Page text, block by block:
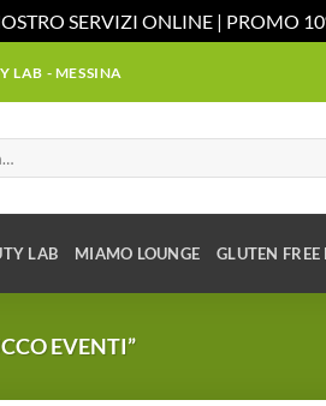
SERVIZI ONLINE | PROMO
LAB - MESSINA
LAB MIAMO LOUNGE GLUTEN FREE
EVENTI”